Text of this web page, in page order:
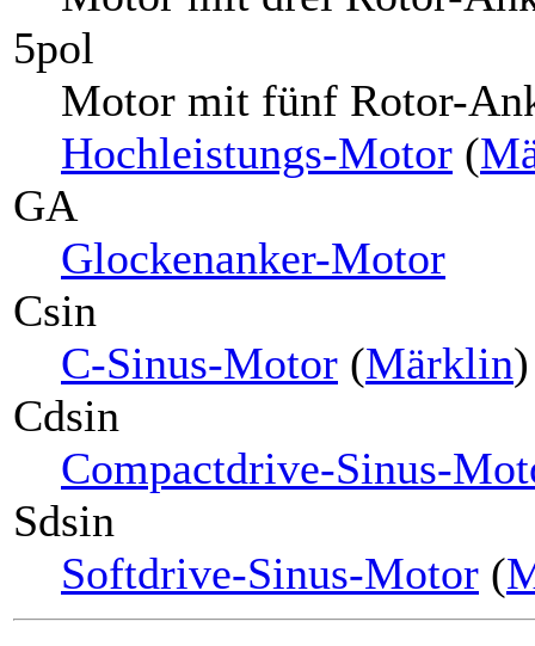
5pol
Motor mit fünf Rotor-
Hochleistungs-Motor (
GA
Glockenanker-Motor
Csin
C-Sinus-Motor (Märklin)
Cdsin
Compactdrive-Sinus-
Sdsin
Softdrive-Sinus-Motor (